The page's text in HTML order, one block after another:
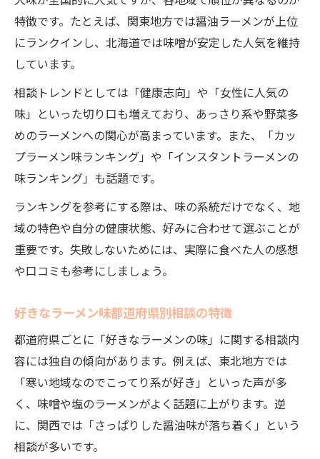
特徴です。たとえば、関東地方では醤油ラーメンが上位
にランクインし、北海道では味噌が安定した人気を維持
しています。
相談トレンドとしては「健康志向」や「女性に人気の
味」といった切り口も増えており、あっさり系や野菜多
めのラーメンへの関心が高まっています。また、「カッ
プラーメン味ランキング」や「インスタントラーメンの
味ランキング」も話題です。
ランキングを参考にする際は、味の系統だけでなく、地
域の特色や自分の健康状態、好みに合わせて選ぶことが
重要です。失敗しないためには、実際に食べた人の感想
や口コミも参考にしましょう。
好きなラーメン味都道府県別相談の特徴
都道府県ごとに「好きなラーメンの味」に関する相談内
容には独自の傾向があります。例えば、東北地方では
「寒い地域なのでこってり系が好き」といった声が多
く、味噌や塩のラーメンがよく話題に上がります。逆
に、関西では「さっぱりした醤油味が落ち着く」という
相談が多いです。